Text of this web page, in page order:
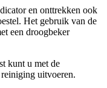
en onttrekken ook
Het gebruik van de
een droogbeker
kunt u met de
uitvoeren.